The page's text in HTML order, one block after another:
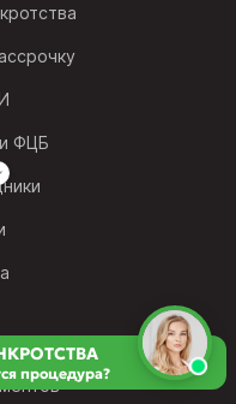
ФЦБ
процедура?